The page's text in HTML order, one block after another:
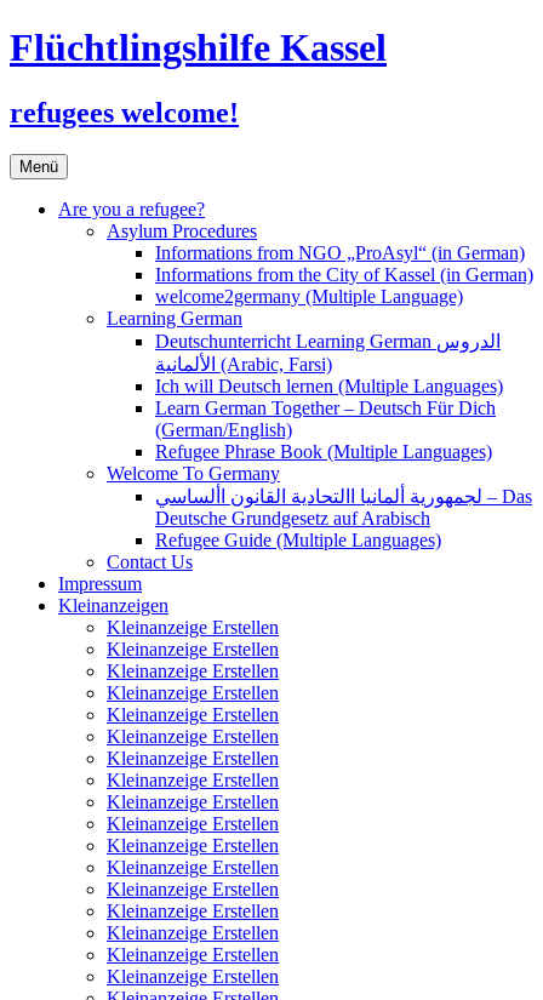
Flüchtlingshilfe Kassel
refugees welcome!
Menü Zum
Inhalt
springen
Are you a refugee?
Asylum Procedures
Informations from NGO „ProAsyl“ (in German)
Informations from the City of Kassel (in German)
welcome2germany (Multiple Language)
Learning German
Deutschunterricht Learning German الدروس
الألمانية (Arabic, Farsi)
Ich will Deutsch lernen (Multiple Languages)
Learn German Together – Deutsch Für Dich
(German/English)
Refugee Phrase Book (Multiple Languages)
Welcome To Germany
لجمهورية ألمانيا االتحادية القانون األساسي – Das
Deutsche Grundgesetz auf Arabisch
Refugee Guide (Multiple Languages)
Contact Us
Impressum
Kleinanzeigen
Kleinanzeige Erstellen
Kleinanzeige Erstellen
Kleinanzeige Erstellen
Kleinanzeige Erstellen
Kleinanzeige Erstellen
Kleinanzeige Erstellen
Kleinanzeige Erstellen
Kleinanzeige Erstellen
Kleinanzeige Erstellen
Kleinanzeige Erstellen
Kleinanzeige Erstellen
Kleinanzeige Erstellen
Kleinanzeige Erstellen
Kleinanzeige Erstellen
Kleinanzeige Erstellen
Kleinanzeige Erstellen
Kleinanzeige Erstellen